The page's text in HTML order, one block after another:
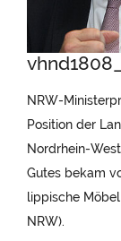
NRW-
Position der
Nordrhein-
Gutes bekam
lippische
NRW).